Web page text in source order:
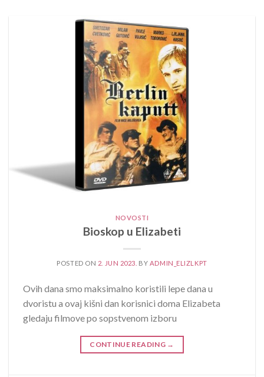
NOVOSTI
Bioskop u Elizabeti
POSTED ON 2. JUN 2023. BY ADMIN_ELIZLKPT
Ovih dana smo maksimalno koristili lepe dana u
dvoristu a ovaj kišni dan korisnici doma Elizabeta
gledaju filmove po sopstvenom izboru
CONTINUE READING →